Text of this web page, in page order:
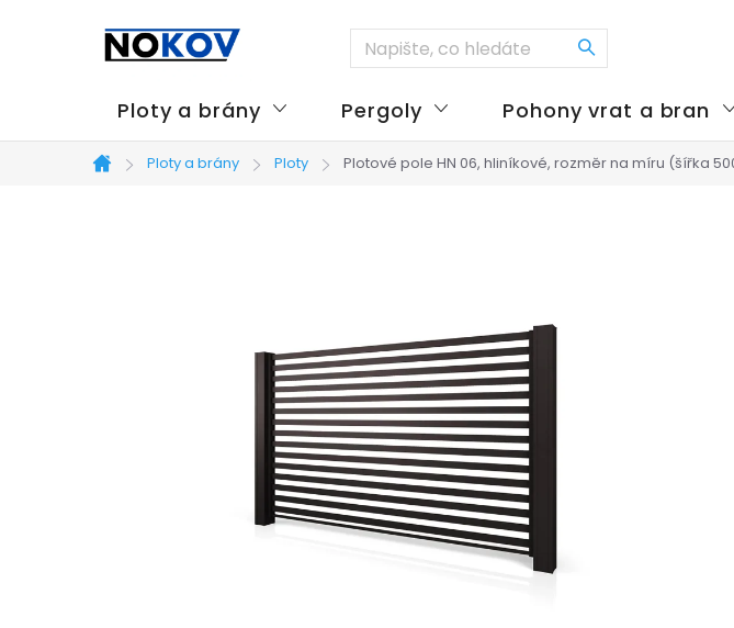
Ploty a brány Pergoly Pohony vrat a bran
Domů
Ploty a brány Ploty Plotové pole HN 06, hliníkové, rozměr na míru (šířka